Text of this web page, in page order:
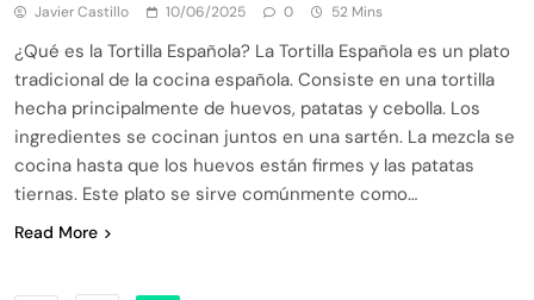
Javier Castillo 10/06/2025 0 52 Mins
¿Qué es la Tortilla Española? La Tortilla Española es un plato
tradicional de la cocina española. Consiste en una tortilla
hecha principalmente de huevos, patatas y cebolla. Los
ingredientes se cocinan juntos en una sartén. La mezcla se
cocina hasta que los huevos están firmes y las patatas
tiernas. Este plato se sirve comúnmente como…
Read More